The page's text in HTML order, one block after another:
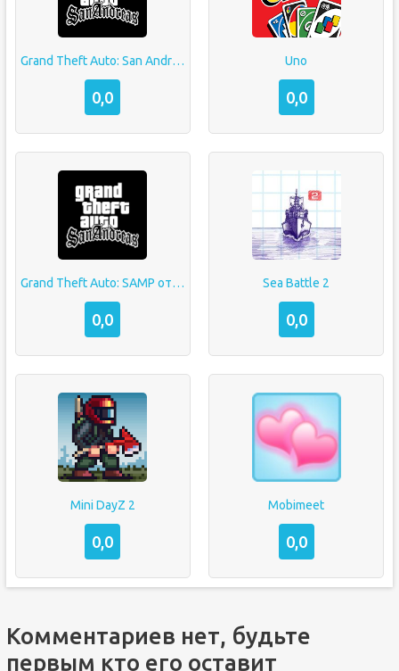
Grand Theft Auto: San Andreas
0,0
Uno
0,0
Grand Theft Auto: SAMP от Mordor RP
0,0
Sea Battle 2
0,0
Mini DayZ 2
0,0
Mobimeet
0,0
Комментариев нет, будьте
первым кто его оставит